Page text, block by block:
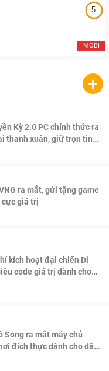
5
MOBI
+
Kỳ 2.0 PC chính thức ra
thanh xuân, giữ trọn tinh
ra mắt, gửi tặng game
cực giá trị
kích hoạt đại chiến Di
code giá trị dành cho
Song ra mắt máy chủ
đích thực dành cho dân